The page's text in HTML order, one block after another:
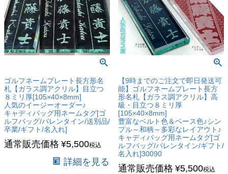
ゴルフネームプレート長方形名
札【ガラス調アクリル】目立つ
８ミリ厚[105×40×8mm]
人気のイージーオーダー♪
キャディバッグ用ネームタグ[ゴ
ルフバッグ/バレンタイン/送別品/
卒業/ギフト/名入れ]
通常販売価格 ¥5,500税込
詳細を見る
【9時までのご注文で即日発送可
能】ゴルフネームプレート長方
形名札【ガラス調アクリル】高
級・目立つ８ミリ厚
[105×40×8mm]
豊富なベルト色＆ベース色♪シン
プル～和柄～多彩なレイアウト♪
キャディバッグ用ネームタグ[ゴ
ルフバッグ/バレンタイン/ギフト/
名入れ]30090
通常販売価格 ¥5,500税込